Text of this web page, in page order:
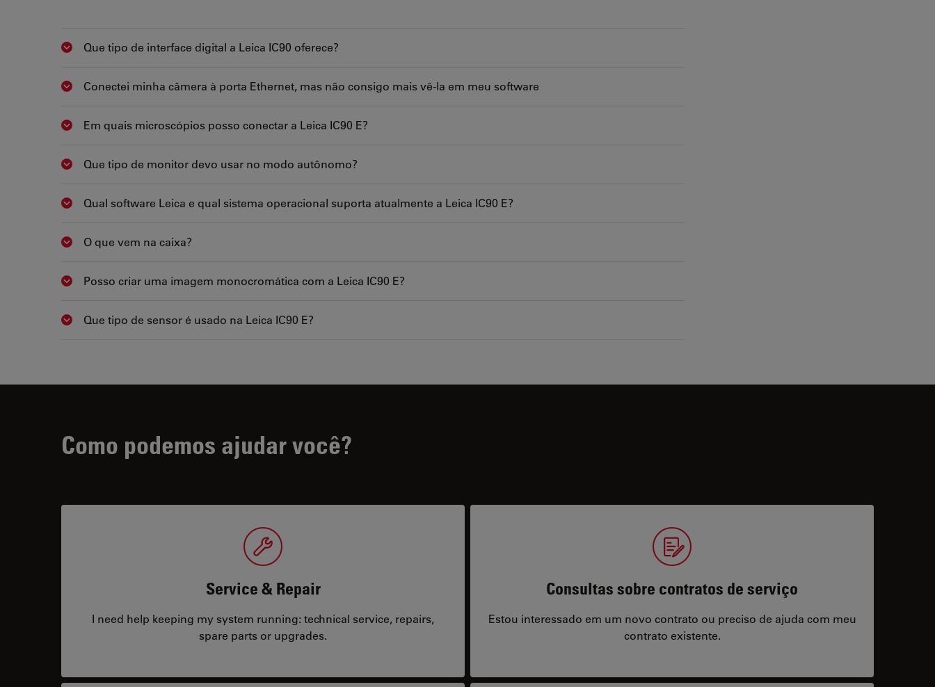
Show answer
Que tipo de interface digital a Leica IC90 oferece?
Show answer
Conectei minha câmera à porta Ethernet, mas não consigo mais vê-la em meu software
Show answer
Em quais microscópios posso conectar a Leica IC90 E?
Show answer
Que tipo de monitor devo usar no modo autônomo?
Show answer
Qual software Leica e qual sistema operacional suporta atualmente a Leica IC90 E?
Show answer
O que vem na caixa?
Show answer
Posso criar uma imagem monocromática com a Leica IC90 E?
Show answer
Que tipo de sensor é usado na Leica IC90 E?
Como podemos ajudar você?
Service & Repair
I need help keeping my system running: technical service, repairs,
spare parts or upgrades.
Consultas sobre contratos de serviço
Estou interessado em um novo contrato ou preciso de ajuda com meu
contrato existente.